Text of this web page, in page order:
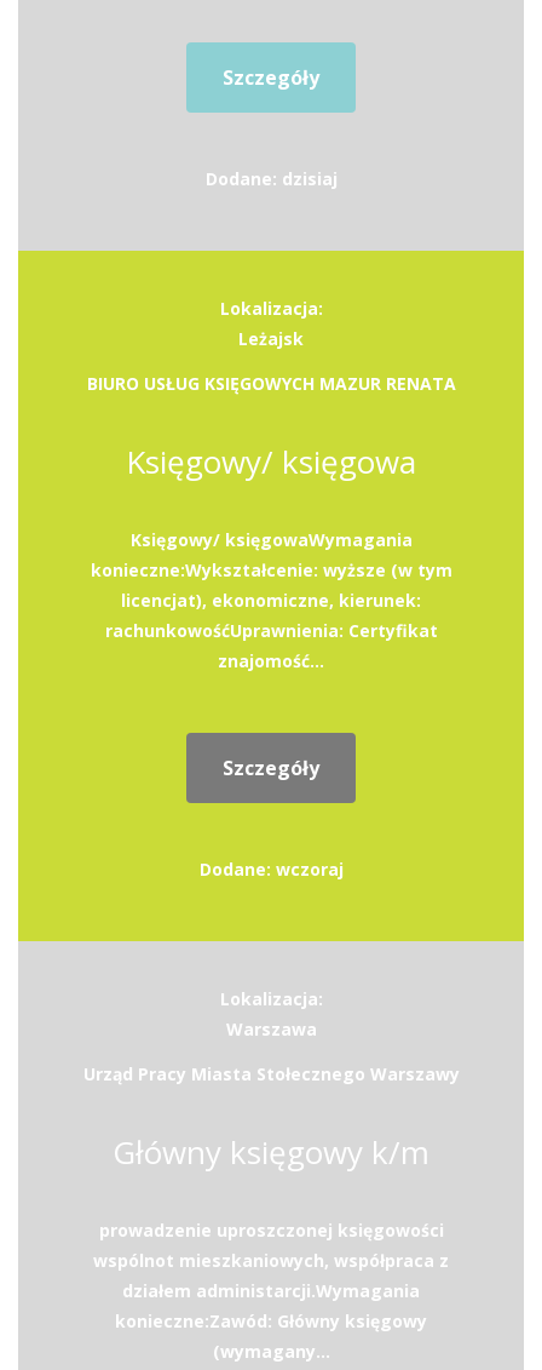
Szczegóły
Dodane: dzisiaj
Lokalizacja:
Leżajsk
BIURO USŁUG KSIĘGOWYCH MAZUR RENATA
Księgowy/ księgowa
Księgowy/ księgowaWymagania
konieczne:Wykształcenie: wyższe (w tym
licencjat), ekonomiczne, kierunek:
rachunkowośćUprawnienia: Certyfikat
znajomość...
Szczegóły
Dodane: wczoraj
Lokalizacja:
Warszawa
Urząd Pracy Miasta Stołecznego Warszawy
Główny księgowy k/m
prowadzenie uproszczonej księgowości
wspólnot mieszkaniowych, współpraca z
działem administarcji.Wymagania
konieczne:Zawód: Główny księgowy
(wymagany...